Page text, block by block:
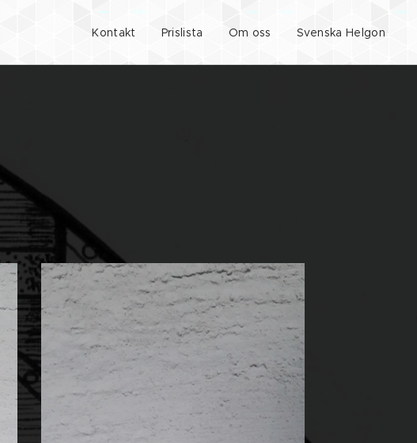
Kontakt Prislista Om oss Svenska Helgon